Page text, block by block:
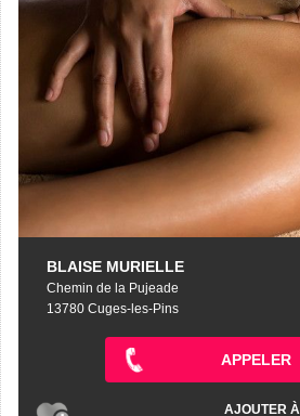
BLAISE MURIELLE
Chemin de la Pujeade
13780 Cuges-les-Pins
APPELER
AJOUTER À